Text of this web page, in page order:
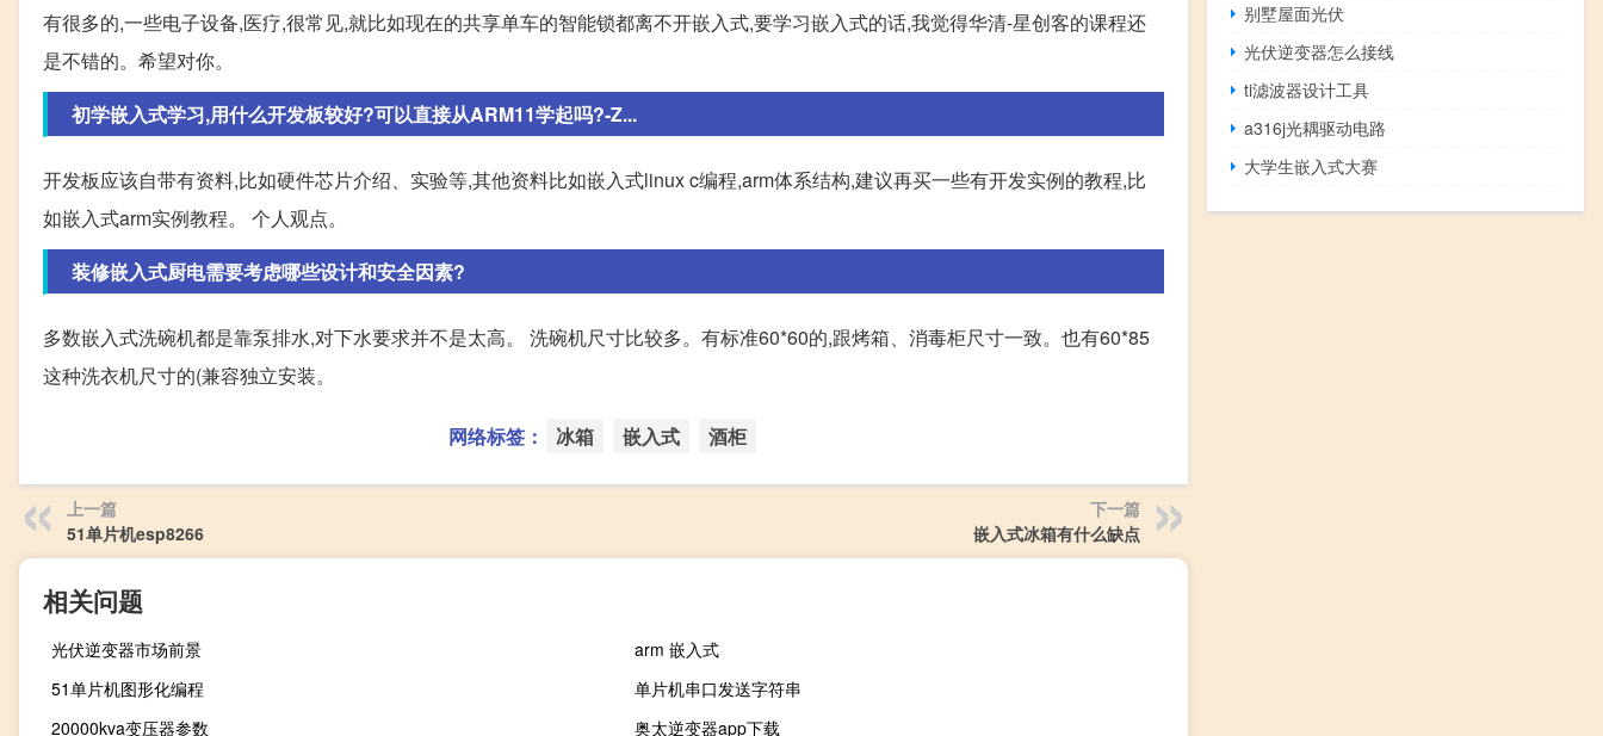
有很多的,一些电子设备,医疗,很常见,就比如现在的共享单车的智能锁都离不开嵌入式,要学习嵌入式的话,我觉得华清-星创客的课程还
是不错的。希望对你。
初学嵌入式学习,用什么开发板较好?可以直接从ARM11学起吗?-Z...
开发板应该自带有资料,比如硬件芯片介绍、实验等,其他资料比如嵌入式linux c编程,arm体系结构,建议再买一些有开发实例的教程,比
如嵌入式arm实例教程。 个人观点。
装修嵌入式厨电需要考虑哪些设计和安全因素?
多数嵌入式洗碗机都是靠泵排水,对下水要求并不是太高。 洗碗机尺寸比较多。有标准60*60的,跟烤箱、消毒柜尺寸一致。也有60*85
这种洗衣机尺寸的(兼容独立安装。
网络标签： 冰箱 嵌入式 酒柜
上一篇
51单片机esp8266
下一篇
嵌入式冰箱有什么缺点
相关问题
光伏逆变器市场前景
arm 嵌入式
51单片机图形化编程
单片机串口发送字符串
20000kva变压器参数
奥太逆变器app下载
别墅屋面光伏
光伏逆变器怎么接线
ti滤波器设计工具
a316j光耦驱动电路
大学生嵌入式大赛